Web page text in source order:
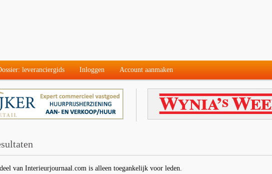
leveranciergids Inloggen Account aanmaken
van Interieurjournaal.com is alleen toegankelijk voor leden.